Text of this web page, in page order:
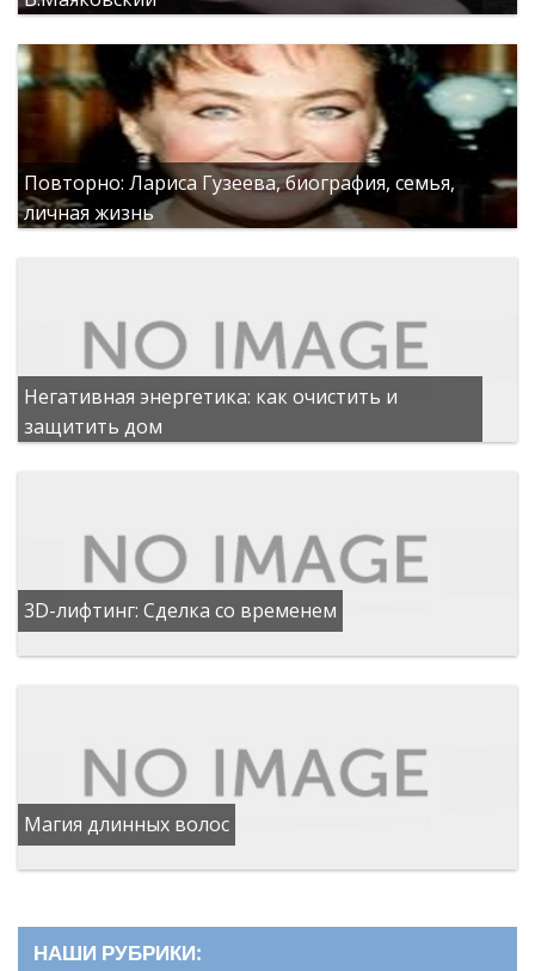
Повторно: Лариса Гузеева, биография, семья,
личная жизнь
Негативная энергетика: как очистить и
защитить дом
3D-лифтинг: Сделка со временем
Магия длинных волос
НАШИ РУБРИКИ: